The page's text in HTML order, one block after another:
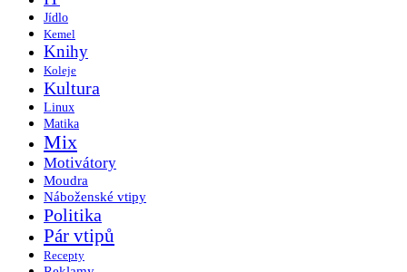
Jídlo
Kemel
Knihy
Koleje
Kultura
Linux
Matika
Mix
Motivátory
Moudra
Náboženské vtipy
Politika
Pár vtipů
Recepty